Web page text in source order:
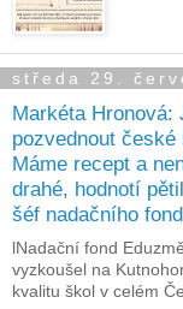
středa 29.
Markéta Hronová:
pozvednout české
Máme recept a
drahé, hodnotí
šéf nadačního
lNadační fond
vyzkoušel na
kvalitu škol v celém